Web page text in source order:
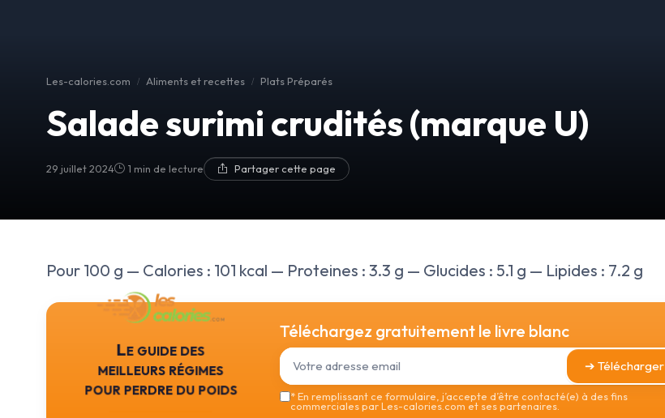
Les-calories.com Aliments et recettes Plats Préparés
Salade surimi crudités (marque U)
29 juillet 2024 1 min de lecture Partager cette page
Pour 100 g — Calories : 101 kcal — Proteines : 3.3 g — Glucides : 5.1 g — Lipides : 7.2 g
Le guide des
meilleurs régimes
pour perdre du poids
Téléchargez gratuitement le livre blanc
➔ Télécharger
*En remplissant ce formulaire, j’accepte d’être contacté(e) à des fins
commerciales par Les-calories.com et ses partenaires.